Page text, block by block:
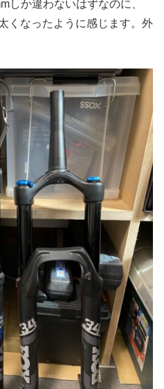
か違わないはずなのに、
くなったように感じます。外